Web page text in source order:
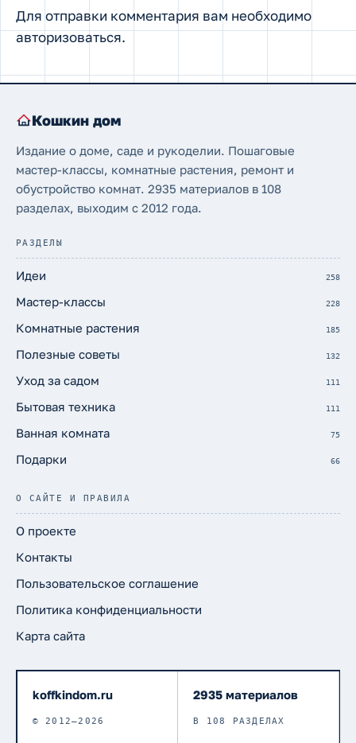
Для отправки комментария вам необходимо
авторизоваться.
Кошкин дом
Издание о доме, саде и рукоделии. Пошаговые
мастер-классы, комнатные растения, ремонт и
обустройство комнат. 2935 материалов в 108
разделах, выходим с 2012 года.
РАЗДЕЛЫ
Идеи 258
Мастер-классы 228
Комнатные растения 185
Полезные советы 132
Уход за садом 111
Бытовая техника 111
Ванная комната 75
Подарки 66
О САЙТЕ И ПРАВИЛА
О проекте
Контакты
Пользовательское соглашение
Политика конфиденциальности
Карта сайта
koffkindom.ru
© 2012–2026
2935 материалов
В 108 РАЗДЕЛАХ